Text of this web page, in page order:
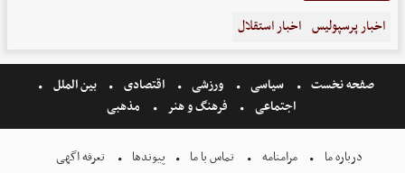
اخبار پرسپولیس اخبار استقلال
صفحه نخست سیاسی ورزشی اقتصادی
بین الملل
اجتماعی
فرهنگ و هنر مذهبی
درباره ما مرامنامه تماس با ما پیوندها تعرفه اگهی